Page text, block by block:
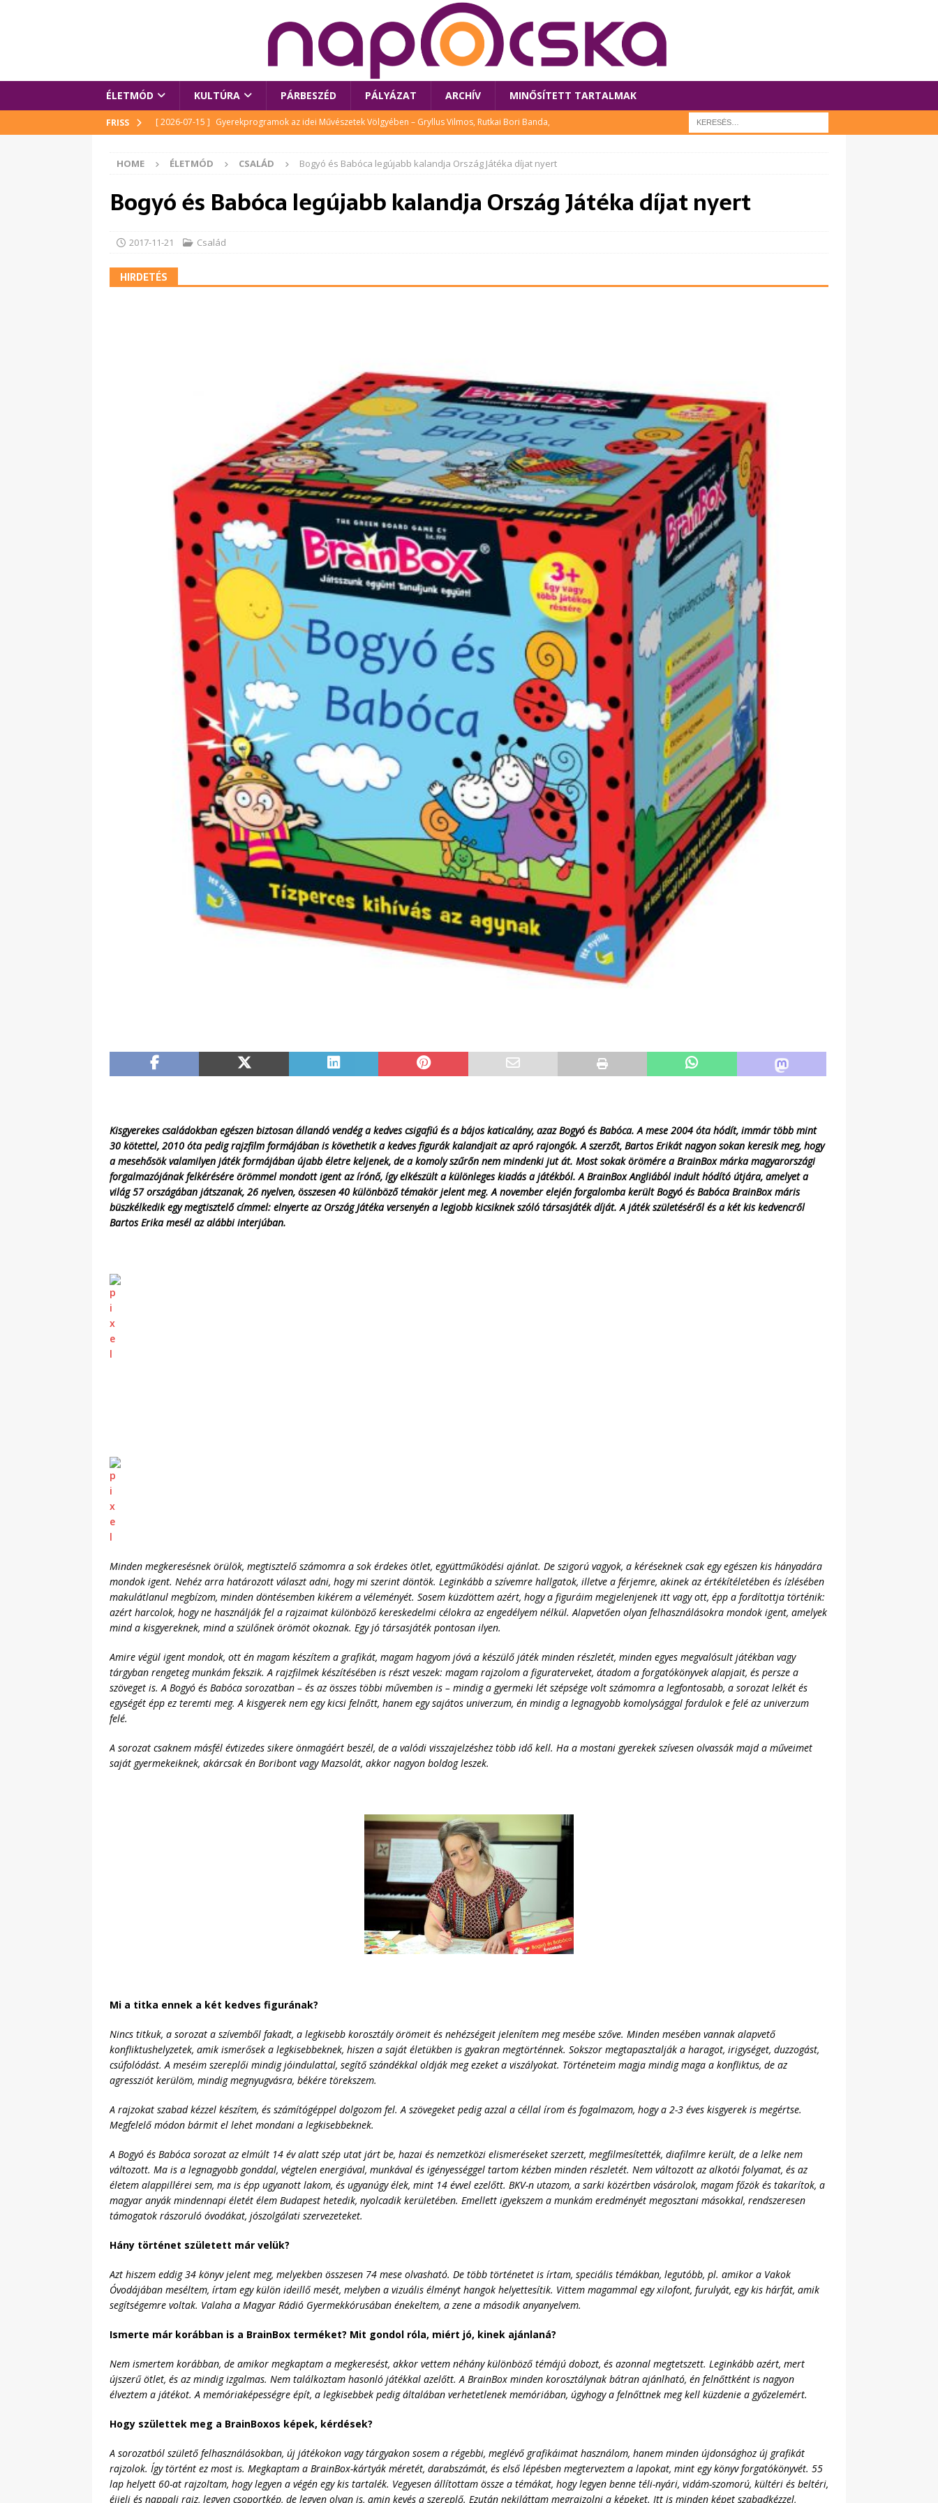
ÉLETMÓD KULTÚRA PÁRBESZÉD PÁLYÁZAT ARCHÍV MINŐSÍTETT TARTALMAK
FRISS [ 2026-07-15 ] Gyerekprogramok az idei Művészetek Völgyében – Gryllus Vilmos, Rutkai Bori Banda,
[ 2026-07-15 ]
Megújult köztérrel várja a látogatókat az idei Művészetek Völgye
CSALÁD
[ 2026-07-15 ]
Pihitér – megjelent Rutkai Bori Bandájának az új lemeze – interjú Rutkai Borival – koncert az
idei Művészetek Völgyében
KULTÚRA
[ 2026-06-29 ] Apa kezdődik – Véssey Miklós író, költő idén a Művészetek Völgyében is fellép
HOME ÉLETMÓD CSALÁD Bogyó és Babóca legújabb kalandja Ország Játéka díjat nyert
Bogyó és Babóca legújabb kalandja Ország Játéka díjat nyert
2017-11-21 Család
HIRDETÉS
Kisgyerekes családokban egészen biztosan állandó vendég a kedves csigafiú és a bájos katicalány, azaz Bogyó és Babóca. A mese 2004 óta hódít, immár több mint
30 kötettel, 2010 óta pedig rajzfilm formájában is követhetik a kedves figurák kalandjait az apró rajongók. A szerzőt, Bartos Erikát nagyon sokan keresik meg, hogy
a mesehősök valamilyen játék formájában újabb életre keljenek, de a komoly szűrőn nem mindenki jut át. Most sokak örömére a BrainBox márka magyarországi
forgalmazójának felkérésére örömmel mondott igent az írónő, így elkészült a különleges kiadás a játékból. A BrainBox Angliából indult hódító útjára, amelyet a
világ 57 országában játszanak, 26 nyelven, összesen 40 különböző témakör jelent meg. A november elején forgalomba került Bogyó és Babóca BrainBox máris
büszkélkedik egy megtisztelő címmel: elnyerte az Ország Játéka versenyén a legjobb kicsiknek szóló társasjáték díját. A játék születéséről és a két kis kedvencről
Bartos Erika mesél az alábbi interjúban.
Minden megkeresésnek örülök, megtisztelő számomra a sok érdekes ötlet, együttműködési ajánlat. De szigorú vagyok, a kéréseknek csak egy egészen kis hányadára
mondok igent. Nehéz arra határozott választ adni, hogy mi szerint döntök. Leginkább a szívemre hallgatok, illetve a férjemre, akinek az értékítéletében és ízlésében
makulátlanul megbízom, minden döntésemben kikérem a véleményét. Sosem küzdöttem azért, hogy a figuráim megjelenjenek itt vagy ott, épp a fordítottja történik:
azért harcolok, hogy ne használják fel a rajzaimat különböző kereskedelmi célokra az engedélyem nélkül. Alapvetően olyan felhasználásokra mondok igent, amelyek
mind a kisgyereknek, mind a szülőnek örömöt okoznak. Egy jó társasjáték pontosan ilyen.
Amire végül igent mondok, ott én magam készítem a grafikát, magam hagyom jóvá a készülő játék minden részletét, minden egyes megvalósult játékban vagy
tárgyban rengeteg munkám fekszik. A rajzfilmek készítésében is részt veszek: magam rajzolom a figuraterveket, átadom a forgatókönyvek alapjait, és persze a
szöveget is. A Bogyó és Babóca sorozatban – és az összes többi művemben is – mindig a gyermeki lét szépsége volt számomra a legfontosabb, a sorozat lelkét és
egységét épp ez teremti meg. A kisgyerek nem egy kicsi felnőtt, hanem egy sajátos univerzum, én mindig a legnagyobb komolysággal fordulok e felé az univerzum
felé.
A sorozat csaknem másfél évtizedes sikere önmagáért beszél, de a valódi visszajelzéshez több idő kell. Ha a mostani gyerekek szívesen olvassák majd a műveimet
saját gyermekeiknek, akárcsak én Boribont vagy Mazsolát, akkor nagyon boldog leszek.
Mi a titka ennek a két kedves figurának?
Nincs titkuk, a sorozat a szívemből fakadt, a legkisebb korosztály örömeit és nehézségeit jelenítem meg mesébe szőve. Minden mesében vannak alapvető
konfliktushelyzetek, amik ismerősek a legkisebbeknek, hiszen a saját életükben is gyakran megtörténnek. Sokszor megtapasztalják a haragot, irigységet, duzzogást,
csúfolódást. A meséim szereplői mindig jóindulattal, segítő szándékkal oldják meg ezeket a viszályokat. Történeteim magja mindig maga a konfliktus, de az
agressziót kerülöm, mindig megnyugvásra, békére törekszem.
A rajzokat szabad kézzel készítem, és számítógéppel dolgozom fel. A szövegeket pedig azzal a céllal írom és fogalmazom, hogy a 2-3 éves kisgyerek is megértse.
Megfelelő módon bármit el lehet mondani a legkisebbeknek.
A Bogyó és Babóca sorozat az elmúlt 14 év alatt szép utat járt be, hazai és nemzetközi elismeréseket szerzett, megfilmesítették, diafilmre került, de a lelke nem
változott. Ma is a legnagyobb gonddal, végtelen energiával, munkával és igényességgel tartom kézben minden részletét. Nem változott az alkotói folyamat, és az
életem alappillérei sem, ma is épp ugyanott lakom, és ugyanúgy élek, mint 14 évvel ezelőtt. BKV-n utazom, a sarki közértben vásárolok, magam főzök és takarítok, a
magyar anyák mindennapi életét élem Budapest hetedik, nyolcadik kerületében. Emellett igyekszem a munkám eredményét megosztani másokkal, rendszeresen
támogatok rászoruló óvodákat, jószolgálati szervezeteket.
Hány történet született már velük?
Azt hiszem eddig 34 könyv jelent meg, melyekben összesen 74 mese olvasható. De több történetet is írtam, speciális témákban, legutóbb, pl. amikor a Vakok
Óvodájában meséltem, írtam egy külön ideillő mesét, melyben a vizuális élményt hangok helyettesítik. Vittem magammal egy xilofont, furulyát, egy kis hárfát, amik
segítségemre voltak. Valaha a Magyar Rádió Gyermekkórusában énekeltem, azene a második anyanyelvem.
Ismerte már korábban is a BrainBox terméket? Mit gondol róla, miért jó, kinek ajánlaná?
Nem ismertem korábban, de amikor megkaptam a megkeresést, akkor vettem néhány különböző témájú dobozt, és azonnal megtetszett. Leginkább azért, mert
újszerű ötlet, és az mindig izgalmas. Nem találkoztam hasonló játékkal azelőtt. A BrainBox minden korosztálynak bátran ajánlható, én felnőttként is nagyon
élveztem a játékot. A memóriaképességre épít, a legkisebbek pedig általában verhetetlenek memóriában, úgyhogy a felnőttnek meg kell küzdenie a győzelemért.
Hogy születtek meg a BrainBoxos képek, kérdések?
A sorozatból születő felhasználásokban, új játékokon vagy tárgyakon sosem a régebbi, meglévő grafikáimat használom, hanem minden újdonsághoz új grafikát
rajzolok. Így történt ez most is. Megkaptam a BrainBox-kártyák méretét, darabszámát, és első lépésben megterveztem a lapokat, mint egy könyv forgatókönyvét. 55
lap helyett 60-at rajzoltam, hogy legyen a végén egy kis tartalék. Vegyesen állítottam össze a témákat, hogy legyen benne téli-nyári, vidám-szomorú, kültéri és beltéri,
éjjeli és nappali rajz, legyen csoportkép, de legyen olyan is, amin kevés a szereplő. Ezután nekiláttam megrajzolni a képeket. Itt is minden képet szabadkézzel,